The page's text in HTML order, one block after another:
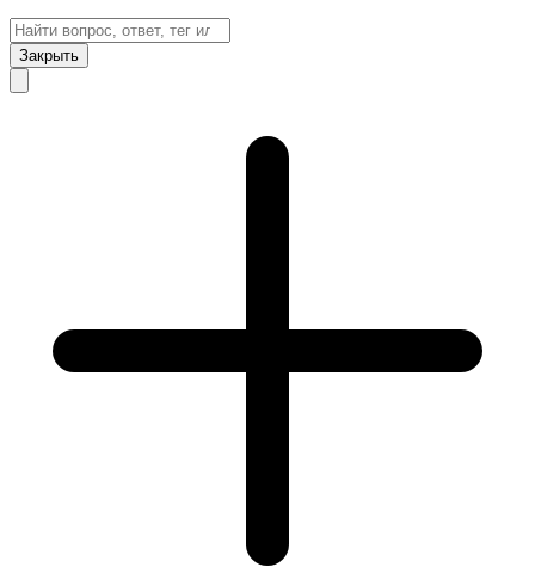
Закрыть